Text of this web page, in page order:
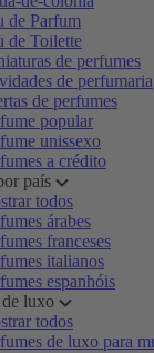
de Parfum
de Toilette
de perfumes
de perfumaria
de perfumes
popular
unissexo
a crédito
país
todos
árabes
franceses
italianos
espanhóis
de luxo
todos
de luxo para